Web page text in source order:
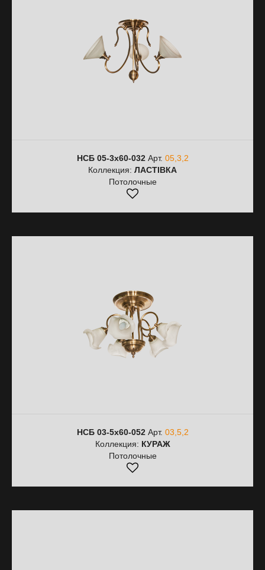
НСБ 05-3х60-032Арт. 05,3,2
Коллекция: ЛАСТІВКА
Потолочные
НСБ 03-5х60-052Арт. 03,5,2
Коллекция: КУРАЖ
Потолочные